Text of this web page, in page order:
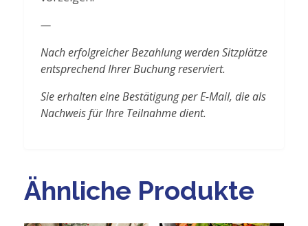
—
Nach erfolgreicher Bezahlung werden Sitzplätze
entsprechend Ihrer Buchung reserviert.
Sie erhalten eine Bestätigung per E-Mail, die als
Nachweis für Ihre Teilnahme dient.
Ähnliche Produkte